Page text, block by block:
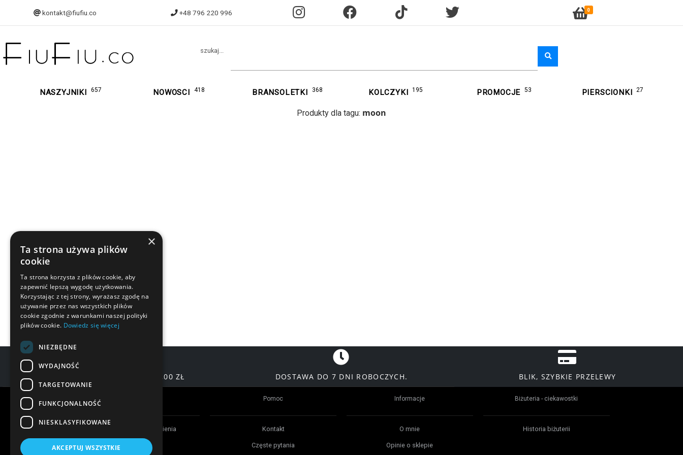
kontakt@fiufiu.co +48 796 220 996 0
szukaj...
NASZYJNIKI 657 NOWOSCI 418 BRANSOLETKI 368 KOLCZYKI 195 PROMOCJE 53 PIERSCIONKI 27
Produkty dla tagu: moon
DARMOWA DOSTAWA OD 200,00 ZŁ DOSTAWA DO 7 DNI ROBOCZYCH. BLIK, SZYBKIE PRZELEWY
Czas realizacji zamówienia
Formy płatności
Pomoc
Kontakt
Częste pytania
Informacje
O mnie
Opinie o sklepie
Biżuteria - ciekawostki
Historia biżuterii
×
Ta strona używa plików
cookie
Ta strona korzysta z plików cookie, aby
zapewnić lepszą wygodę użytkowania.
Korzystając z tej strony, wyrażasz zgodę na
używanie przez nas wszystkich plików
cookie zgodnie z warunkami naszej polityki
plików cookie. Dowiedz się więcej
NIEZBĘDNE
WYDAJNOŚĆ
TARGETOWANIE
FUNKCJONALNOŚĆ
NIESKLASYFIKOWANE
AKCEPTUJ WSZYSTKIE